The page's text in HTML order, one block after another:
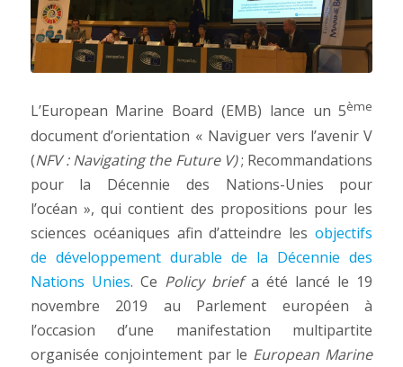
L’European Marine Board (EMB) lance un 5ème
document d’orientation « Naviguer vers l’avenir V
(NFV :Navigating the Future V); Recommandations
pour la Décennie des Nations-Unies pour
l’océan », qui contient des propositions pour les
sciences océaniques afin d’atteindre lesobjectifs
de développement durable de la Décennie des
Nations Unies. Ce Policy briefa été lancé le 19
novembre 2019 au Parlement européen à
l’occasion d’une manifestation multipartite
organisée conjointement par le European Marine